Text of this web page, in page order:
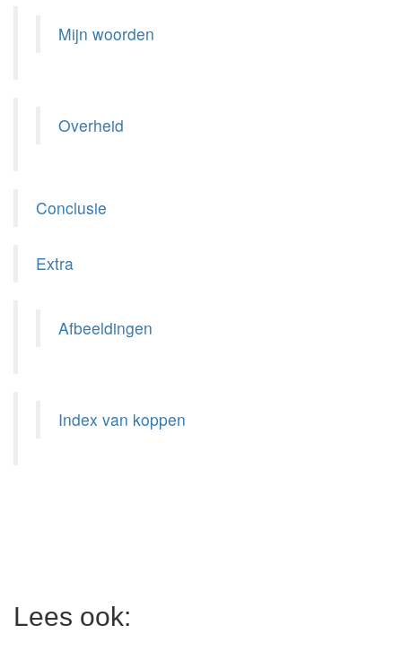
Mijn woorden
Overheid
Conclusie
Extra
Afbeeldingen
Index van koppen
Lees ook: